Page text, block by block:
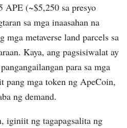
APE (~$5,250 sa presyo
sa mga inaasahan na
mga metaverse land parcels sa
Kaya, ang pagsisiwalat ay
para sa mga
pang mga token ng ApeCoin,
ng demand.
iginiit ng tagapagsalita ng